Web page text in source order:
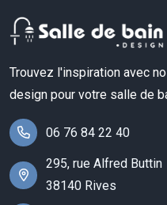
Trouvez l'inspiration avec
design pour votre salle de
06 76 84 22 40
295, rue Alfred Buttin
38140 Rives